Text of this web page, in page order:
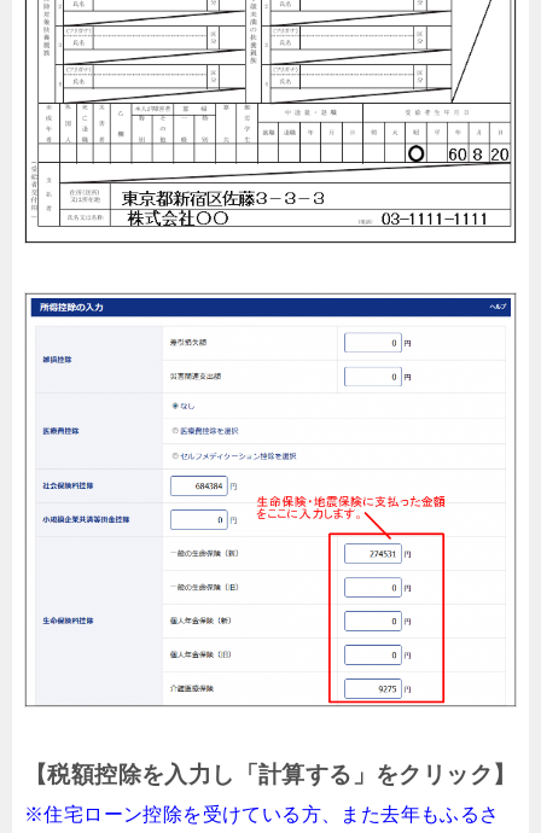
【税額控除を入力し「計算する」をクリック】
※住宅ローン控除を受けている方、また去年もふるさ